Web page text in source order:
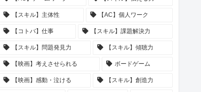
【スキル】主体性 【AC】個人ワーク
【コトバ】仕事 【スキル】課題解決力
【スキル】問題発見力 【スキル】傾聴力
【映画】考えさせられる ボードゲーム
【映画】感動・泣ける 【スキル】創造力